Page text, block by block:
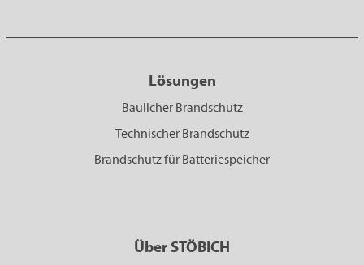
Lösungen
Baulicher Brandschutz
Technischer Brandschutz
Brandschutz für Batteriespeicher
Über STÖBICH